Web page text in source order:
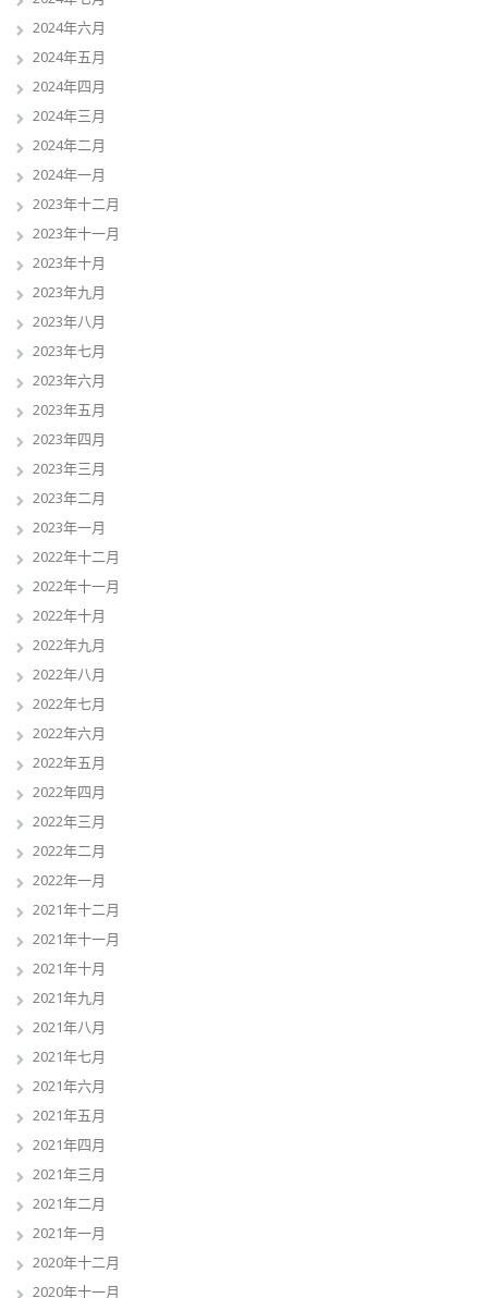
2024年六月
2024年五月
2024年四月
2024年三月
2024年二月
2024年一月
2023年十二月
2023年十一月
2023年十月
2023年九月
2023年八月
2023年七月
2023年六月
2023年五月
2023年四月
2023年三月
2023年二月
2023年一月
2022年十二月
2022年十一月
2022年十月
2022年九月
2022年八月
2022年七月
2022年六月
2022年五月
2022年四月
2022年三月
2022年二月
2022年一月
2021年十二月
2021年十一月
2021年十月
2021年九月
2021年八月
2021年七月
2021年六月
2021年五月
2021年四月
2021年三月
2021年二月
2021年一月
2020年十二月
2020年十一月